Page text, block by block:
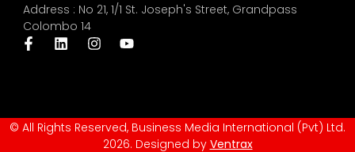
Address : No 21, 1/1 St. Joseph's Street, Grandpass
Colombo 14
© All Rights Reserved, Business Media International (Pvt) Ltd.
2026. Designed by Ventrax